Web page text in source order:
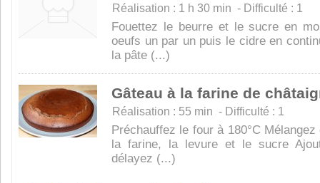
Réalisation : 1 h 30 min - Difficulté : 1
Fouettez le beurre et le sucre en
oeufs un par un puis le cidre en
la pâte (...)
Gâteau à la farine de
Réalisation : 55 min - Difficulté : 1
Préchauffez le four à 180°C
la farine, la levure et le sucre
délayez (...)